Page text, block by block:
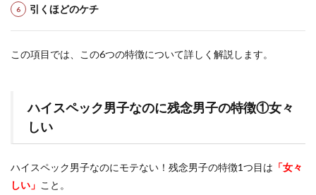
引くほどのケチ
この項目では、この6つの特徴について詳しく解説します。
ハイスペック男子なのに残念男子の特徴①女々
しい
ハイスペック男子なのにモテない！残念男子の特徴1つ目は 「女々
しい」 こと。